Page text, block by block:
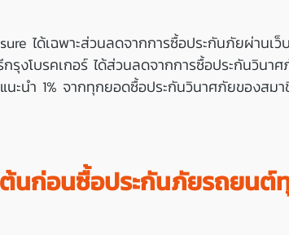
ได้เฉพาะส่วนลดจากการซื้อประกันภัยผ่านเว็
งโบรคเกอร์ ได้ส่วนลดจากการซื้อประกันวินา
นะนำ 1% จากทุกยอดซื้อประกันวินาศภัยของสมา
นก่อนซื้อประกันภัยรถยนต์